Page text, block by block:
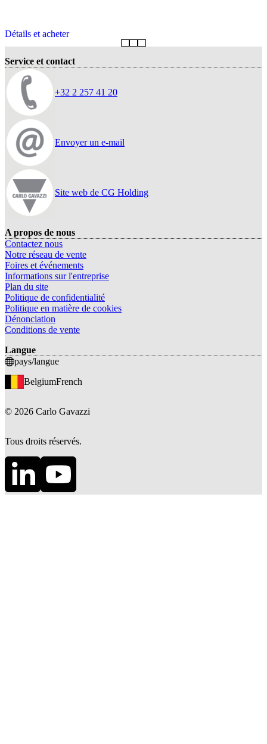
Détails et acheter
Service et contact
+32 2 257 41 20
Envoyer un e-mail
Site web de CG Holding
A propos de nous
Contactez nous
Notre réseau de vente
Foires et événements
Informations sur l'entreprise
Plan du site
Politique de confidentialité
Politique en matière de cookies
Dénonciation
Conditions de vente
Langue
pays/langue
BelgiumFrench
© 2026 Carlo Gavazzi
Tous droits réservés.